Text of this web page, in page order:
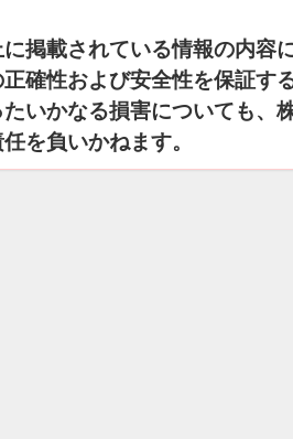
掲載されている情報の内容
確性および安全性を保証す
いかなる損害についても、
を負いかねます。